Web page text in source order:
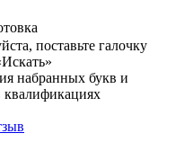
поставьте галочку
набранных букв и
квалификациях